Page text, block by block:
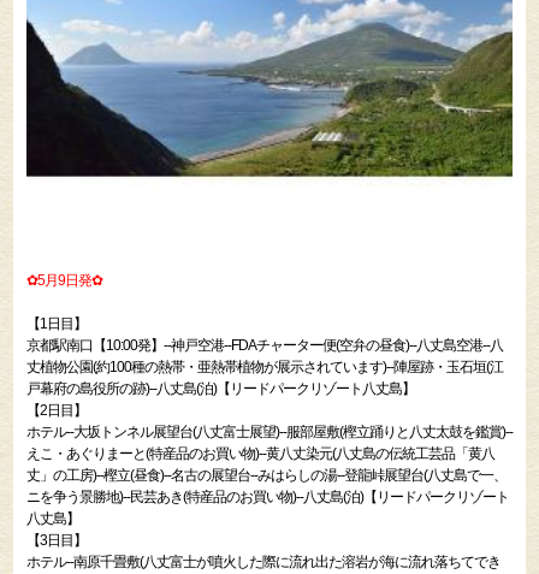
✿5月9日発✿
【1日目】
京都駅南口【10:00発】--神戸空港--FDAチャーター便(空弁の昼食)--八丈島空港--八
丈植物公園(約100種の熱帯・亜熱帯植物が展示されています)--陣屋跡・玉石垣(江
戸幕府の島役所の跡)--八丈島(泊)【リードパークリゾート八丈島】
【2日目】
ホテル--大坂トンネル展望台(八丈富士展望)--服部屋敷(樫立踊りと八丈太鼓を鑑賞)--
えこ・あぐりまーと(特産品のお買い物)--黄八丈染元(八丈島の伝統工芸品「黄八
丈」の工房)--樫立(昼食)--名古の展望台--みはらしの湯--登龍峠展望台(八丈島で一、
ニを争う景勝地)--民芸あき(特産品のお買い物)--八丈島(泊)【リードパークリゾート
八丈島】
【3日目】
ホテル--南原千畳敷(八丈富士が噴火した際に流れ出た溶岩が海に流れ落ちてでき